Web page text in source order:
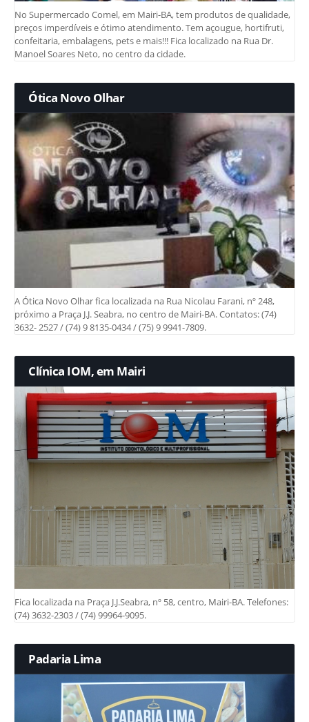
No Supermercado Comel, em Mairi-BA, tem produtos de qualidade,
preços imperdíveis e ótimo atendimento. Tem açougue, hortifruti,
confeitaria, embalagens, pets e mais!!! Fica localizado na Rua Dr.
Manoel Soares Neto, no centro da cidade.
Ótica Novo Olhar
A Ótica Novo Olhar fica localizada na Rua Nicolau Farani, nº 248,
próximo a Praça J.J. Seabra, no centro de Mairi-BA. Contatos: (74)
3632- 2527 / (74) 9 8135-0434 / (75) 9 9941-7809.
Clínica IOM, em Mairi
Fica localizada na Praça J.J.Seabra, nº 58, centro, Mairi-BA. Telefones:
(74) 3632-2303 / (74) 99964-9095.
Padaria Lima